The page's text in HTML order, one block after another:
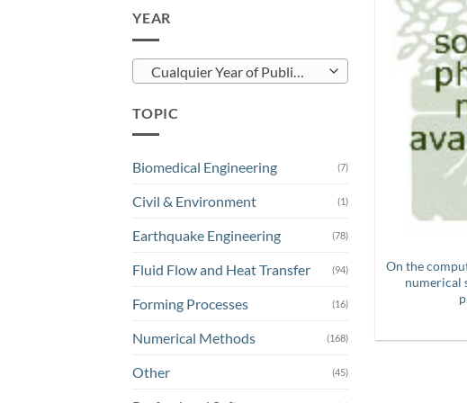
YEAR
Cualquier Year of Publication
TOPIC
Biomedical Engineering (7)
Civil & Environment (1)
Earthquake Engineering (78)
Fluid Flow and Heat Transfer (94)
Forming Processes (16)
Numerical Methods (168)
Other (45)
On the
numerical